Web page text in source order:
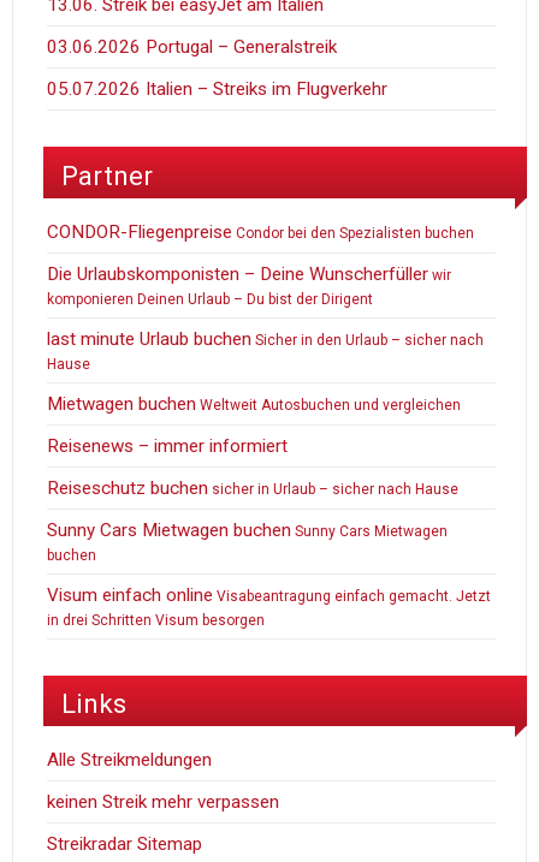
13.06. Streik bei easyJet am Italien
03.06.2026 Portugal – Generalstreik
05.07.2026 Italien – Streiks im Flugverkehr
Partner
CONDOR-Fliegenpreise Condor bei den Spezialisten buchen
Die Urlaubskomponisten – Deine Wunscherfüller wir
komponieren Deinen Urlaub – Du bist der Dirigent
last minute Urlaub buchen Sicher in den Urlaub – sicher nach
Hause
Mietwagen buchen Weltweit Autosbuchen und vergleichen
Reisenews – immer informiert
Reiseschutz buchen sicher in Urlaub – sicher nach Hause
Sunny Cars Mietwagen buchen Sunny Cars Mietwagen
buchen
Visum einfach online Visabeantragung einfach gemacht. Jetzt
in drei Schritten Visum besorgen
Links
Alle Streikmeldungen
keinen Streik mehr verpassen
Streikradar Sitemap